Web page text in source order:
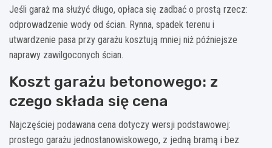
Jeśli garaż ma służyć długo, opłaca się zadbać o prostą rzecz:
odprowadzenie wody od ścian. Rynna, spadek terenu i
utwardzenie pasa przy garażu kosztują mniej niż późniejsze
naprawy zawilgoconych ścian.
Koszt garażu betonowego: z
czego składa się cena
Najczęściej podawana cena dotyczy wersji podstawowej:
prostego garażu jednostanowiskowego, z jedną bramą i bez